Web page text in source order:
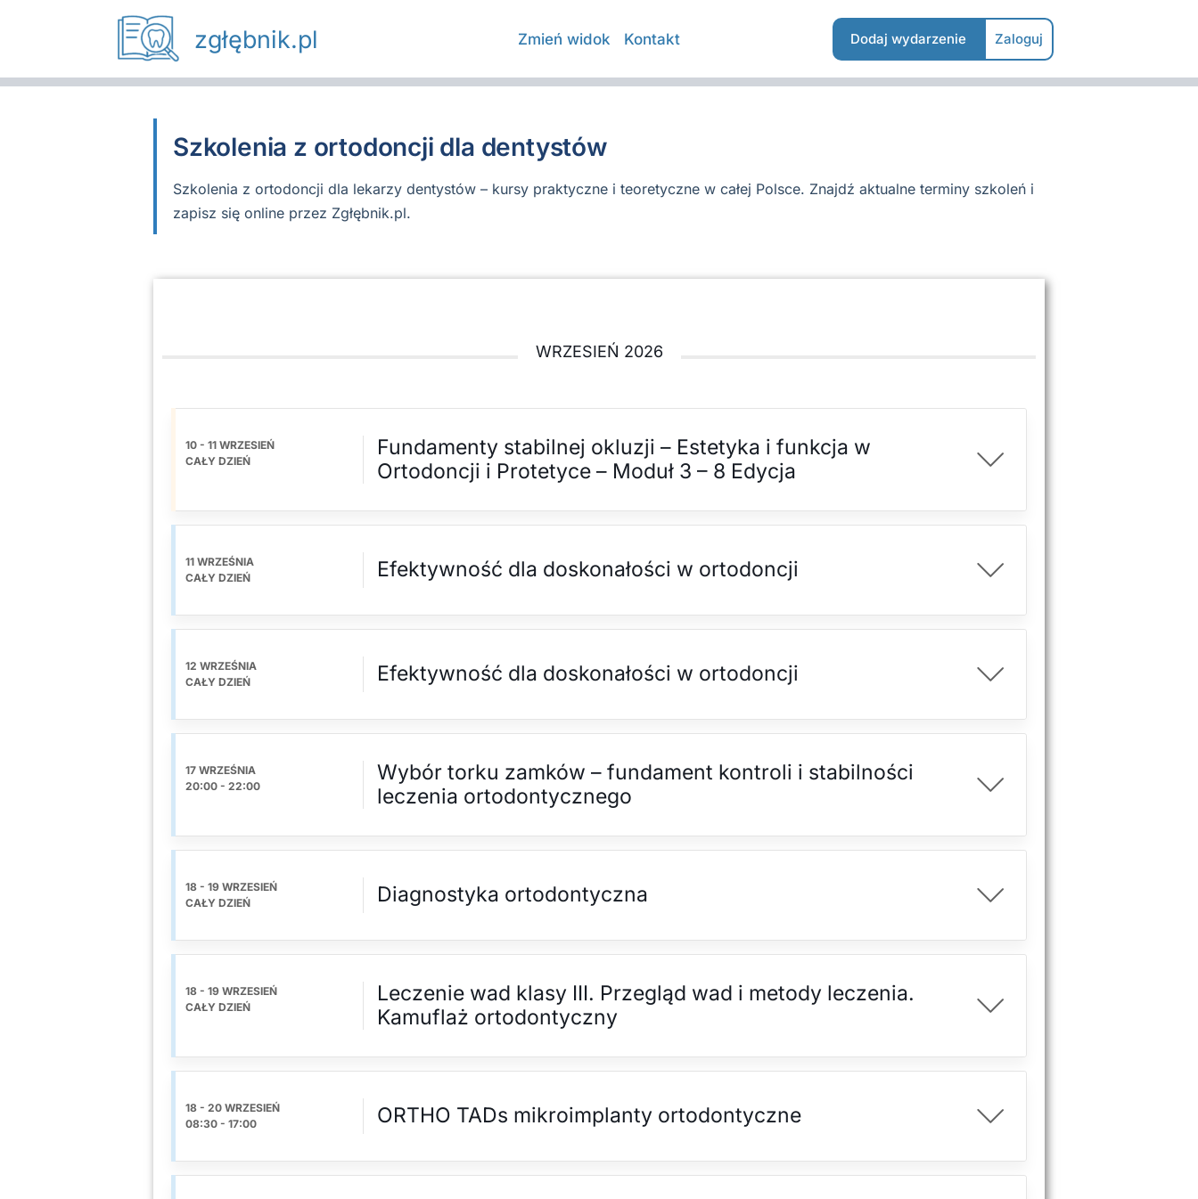
zgłębnik.pl Zmień widok Kontakt Dodaj wydarzenie Zaloguj
Szkolenia z ortodoncji dla dentystów
Szkolenia z ortodoncji dla lekarzy dentystów – kursy praktyczne i teoretyczne w całej Polsce. Znajdź aktualne terminy szkoleń i
zapisz się online przez Zgłębnik.pl.
WRZESIEŃ 2026
10 - 11 WRZESIEŃ
CAŁY DZIEŃ
Fundamenty stabilnej okluzji – Estetyka i funkcja w
Ortodoncji i Protetyce – Moduł 3 – 8 Edycja
11 WRZEŚNIA
CAŁY DZIEŃ
Efektywność dla doskonałości w ortodoncji
12 WRZEŚNIA
CAŁY DZIEŃ
Efektywność dla doskonałości w ortodoncji
17 WRZEŚNIA
20:00 - 22:00
Wybór torku zamków – fundament kontroli i stabilności
leczenia ortodontycznego
18 - 19 WRZESIEŃ
CAŁY DZIEŃ
Diagnostyka ortodontyczna
18 - 19 WRZESIEŃ
CAŁY DZIEŃ
Leczenie wad klasy III. Przegląd wad i metody leczenia.
Kamuflaż ortodontyczny
18 - 20 WRZESIEŃ
08:30 - 17:00 ORTHO TADs mikroimplanty ortodontyczne